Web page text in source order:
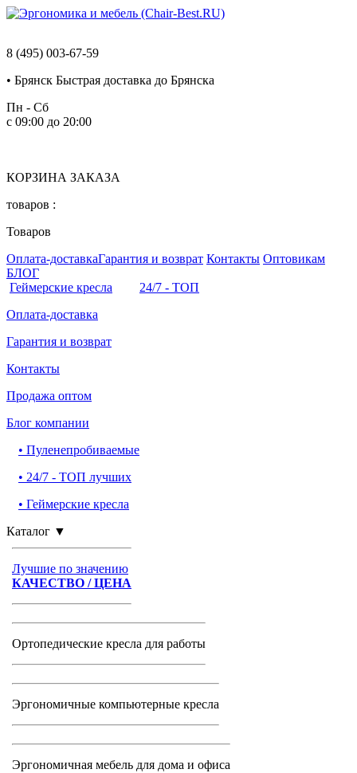
8 (495) 003-67-59
• Брянск Быстрая доставка до Брянска
Пн - Сб
с 09:00 до 20:00
КОРЗИНА ЗАКАЗА
товаров :
Товаров
Оплата-доставкаГарантия и возврат Контакты Оптовикам
БЛОГ
Геймерские кресла
24/7 - ТОП
Оплата-доставка
Гарантия и возврат
Контакты
Продажа оптом
Блог компании
• Пуленепробиваемые
• 24/7 - ТОП лучших
• Геймерские кресла
Каталог ▼
Лучшие по значению
КАЧЕСТВО / ЦЕНА
Ортопедические кресла для работы
Эргономичные компьютерные кресла
Эргономичная мебель для дома и офиса